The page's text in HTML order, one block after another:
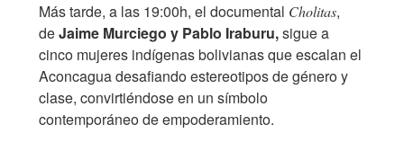
Más tarde, a las 19:00h, el documental Cholitas,
deJaime Murciego y Pablo Iraburu,sigue a
cinco mujeres indígenas bolivianas que escalan el
Aconcagua desafiando estereotipos de género y
clase, convirtiéndose en un símbolo
contemporáneo de empoderamiento.